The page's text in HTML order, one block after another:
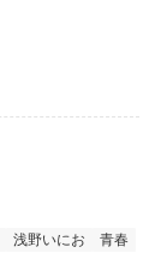
浅野いにお 青春